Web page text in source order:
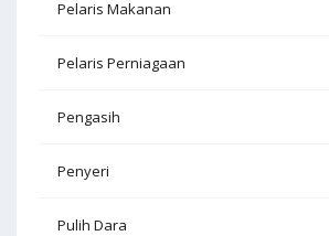
Pelaris Makanan
Pelaris Perniagaan
Pengasih
Penyeri
Pulih Dara